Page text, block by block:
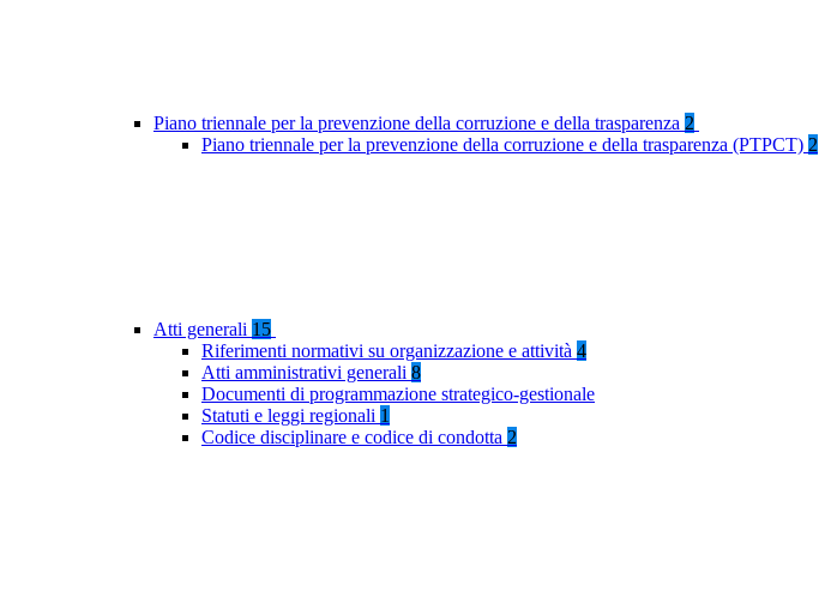
Piano triennale per la prevenzione della corruzione e della trasparenza 2
Piano triennale per la prevenzione della corruzione e della trasparenza (PTPCT) 2
Atti generali 15
Riferimenti normativi su organizzazione e attività 4
Atti amministrativi generali 8
Documenti di programmazione strategico-gestionale
Statuti e leggi regionali 1
Codice disciplinare e codice di condotta 2